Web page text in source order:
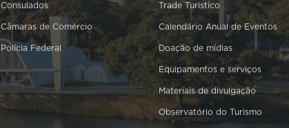
Consulados
Câmaras de Comércio
Polícia Federal
Trade Turístico
Calendário Anual de Eventos
Doação de mídias
Equipamentos e serviços
Materiais de divulgação
Observatório do Turismo